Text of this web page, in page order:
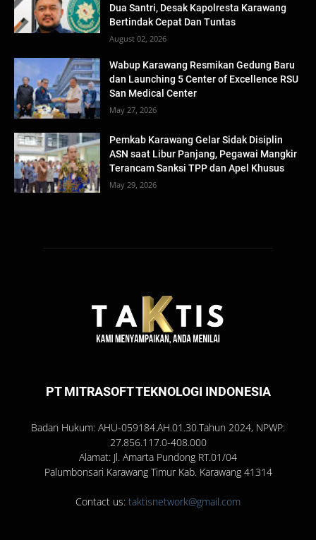
Dua Santri, Desak Kapolresta Karawang
Bertindak Cepat Dan Tuntas
August 02, 2026
Wabup Karawang Resmikan Gedung Baru
dan Launching 5 Center of Excellence RSU
San Medical Center
May 27, 2026
Pemkab Karawang Gelar Sidak Disiplin
ASN saat Libur Panjang, Pegawai Mangkir
Terancam Sanksi TPP dan Apel Khusus
May 29, 2026
PT MITRASOFT TEKNOLOGI INDONESIA
Badan Hukum: AHU-059184.AH.01.30.Tahun 2024, NPWP:
27.856.117.0-408.000
Alamat: Jl. Amarta Pundong RT.01/04
Palumbonsari Karawang Timur Kab. Karawang 41314
Contact us: taktisnetwork@gmail.com